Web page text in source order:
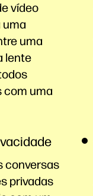
vídeo
uma
uma
lente
com uma
conversas
privadas